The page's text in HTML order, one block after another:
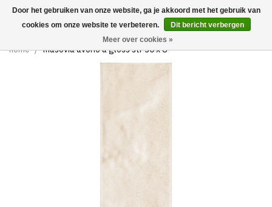
0
home / masovia avorio a gloss str 30 x 8
Door het gebruiken van onze website, ga je akkoord met het gebruik van
cookies om onze website te verbeteren.
Dit bericht verbergen
Meer over cookies »